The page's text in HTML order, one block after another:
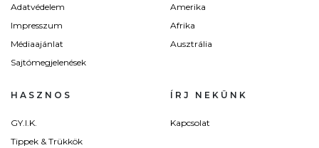
Adatvédelem
Impresszum
Médiaajánlat
Sajtómegjelenések
Amerika
Afrika
Ausztrália
HASZNOS
GY.I.K.
Tippek & Trükkök
ÍRJ NEKÜNK
Kapcsolat